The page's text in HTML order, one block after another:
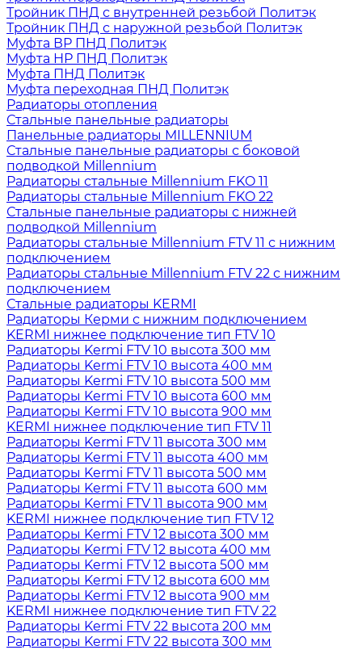
Тройник ПНД с внутренней резьбой Политэк
Тройник ПНД с наружной резьбой Политэк
Муфта ВР ПНД Политэк
Муфта НР ПНД Политэк
Муфта ПНД Политэк
Муфта переходная ПНД Политэк
Радиаторы отопления
Стальные панельные радиаторы
Панельные радиаторы MILLENNIUM
Стальные панельные радиаторы с боковой
подводкой Millennium
Радиаторы стальные Millennium FKO 11
Радиаторы стальные Millennium FKO 22
Стальные панельные радиаторы с нижней
подводкой Millennium
Радиаторы стальные Millennium FTV 11 с нижним
подключением
Радиаторы стальные Millennium FTV 22 с нижним
подключением
Стальные радиаторы KERMI
Радиаторы Керми с нижним подключением
KERMI нижнее подключение тип FTV 10
Радиаторы Kermi FTV 10 высота 300 мм
Радиаторы Kermi FTV 10 высота 400 мм
Радиаторы Kermi FTV 10 высота 500 мм
Радиаторы Kermi FTV 10 высота 600 мм
Радиаторы Kermi FTV 10 высота 900 мм
KERMI нижнее подключение тип FTV 11
Радиаторы Kermi FTV 11 высота 300 мм
Радиаторы Kermi FTV 11 высота 400 мм
Радиаторы Kermi FTV 11 высота 500 мм
Радиаторы Kermi FTV 11 высота 600 мм
Радиаторы Kermi FTV 11 высота 900 мм
KERMI нижнее подключение тип FTV 12
Радиаторы Kermi FTV 12 высота 300 мм
Радиаторы Kermi FTV 12 высота 400 мм
Радиаторы Kermi FTV 12 высота 500 мм
Радиаторы Kermi FTV 12 высота 600 мм
Радиаторы Kermi FTV 12 высота 900 мм
KERMI нижнее подключение тип FTV 22
Радиаторы Kermi FTV 22 высота 200 мм
Радиаторы Kermi FTV 22 высота 300 мм